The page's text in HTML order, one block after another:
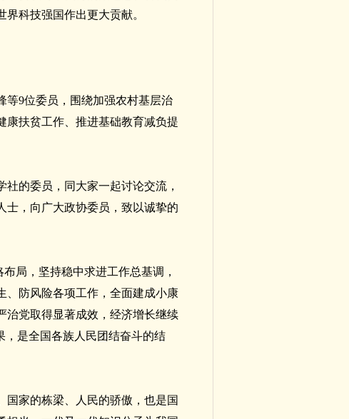
科技强国作出更大贡献。
等9位委员，围绕加强农村基层治
康扶贫工作、推进基础教育减负提
的委员，同大家一起讨论交流，
士，向广大政协委员，致以诚挚的
局，坚持稳中求进工作总基调，
、防风险各项工作，全面建成小康
治党取得显著成效，经济增长继续
，是全国各族人民团结奋斗的结
国家的栋梁、人民的骄傲，也是国